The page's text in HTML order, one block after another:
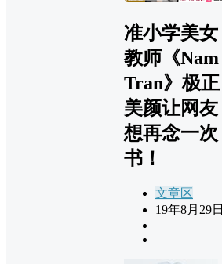
准小学美女
教师《Nam
Tran》极正
美颜让网友
想再念一次
书！
文章区
19年8月29日